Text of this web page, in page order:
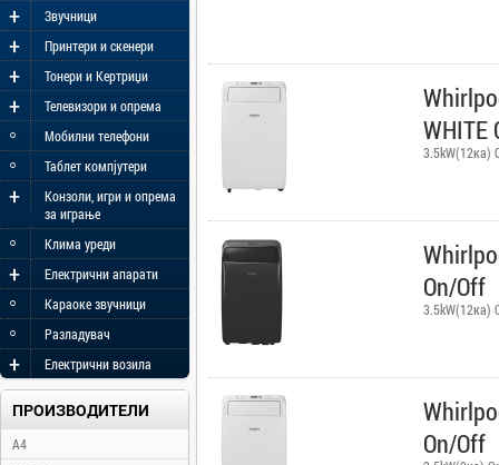
Звучници
+
Принтери и скенери
+
Тонери и Кертриџи
+
Телевизори и опрема
+
Мобилни телефони
◦
Таблет компјутери
◦
Конзоли, игри и опрема
за играње
+
Клима уреди
◦
Електрични апарати
+
Караоке звучници
◦
Разладувач
◦
Електрични возила
+
ПРОИЗВОДИТЕЛИ
A4
WHITE
3.5kW(12ка)
On/Off
3.5kW(12ка)
On/Off